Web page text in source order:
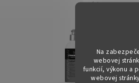
Na
webovej
funkcií, výkonu a
webovej
Kód:477713-